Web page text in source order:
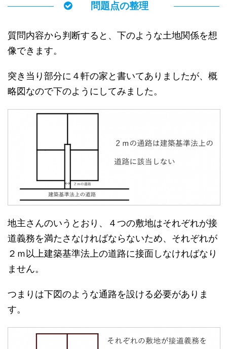
問題点の整理
質問内容から判断すると、下のような土地関係を想
像できます。
突き当り部分に４軒の家と書いてありましたが、概
略図なので下のようにしてみました。
地主さんのいうとおり、４つの敷地はそれぞれが接
道義務を満たさなければならないため、それぞれが
２ｍ以上建築基準法上の道路に接面しなければなり
ません。
つまりは下図のような通路を設ける必要がありま
す。